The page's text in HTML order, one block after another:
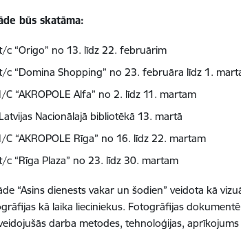
būs skatāma:
c “Origo” no 13. līdz 22. februārim
c “Domina Shopping” no 23. februāra līdz 1.
I/C “AKROPOLE Alfa” no 2. līdz 11. martam
Latvijas Nacionālajā bibliotēkā 13. martā
I/C “AKROPOLE Rīga” no 16. līdz 22. martam
c “Rīga Plaza” no 23. līdz 30. martam
“Asins dienests vakar un šodien” veidota kā
kā laika lieciniekus. Fotogrāfijas
darba metodes, tehnoloģijas,